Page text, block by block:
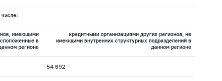
числе:
имеющими
в
регионе
кредитными организациями других регионов, не
имеющими внутренних структурных подразделений в
данном регионе
54 692